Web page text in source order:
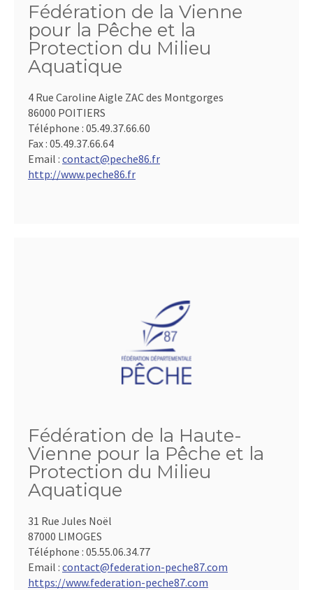
Fédération de la Vienne
pour la Pêche et la
Protection du Milieu
Aquatique
4 Rue Caroline Aigle ZAC des Montgorges
86000 POITIERS
Téléphone : 05.49.37.66.60
Fax : 05.49.37.66.64
Email : contact@peche86.fr
http://www.peche86.fr
Fédération de la Haute-
Vienne pour la Pêche et la
Protection du Milieu
Aquatique
31 Rue Jules Noël
87000 LIMOGES
Téléphone : 05.55.06.34.77
Email : contact@federation-peche87.com
https://www.federation-peche87.com